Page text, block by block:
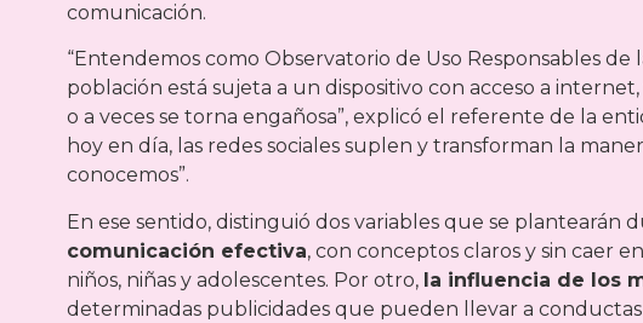
comunicación.
“Entendemos como Observatorio de Uso Responsables de
población está sujeta a un dispositivo con acceso a
o a veces se torna engañosa”, explicó el referente de la
hoy en día, las redes sociales suplen y transforman la
conocemos”.
En ese sentido, distinguió dos variables que se plantearán
comunicación efectiva, con conceptos claros y sin caer
niños, niñas y adolescentes. Por otro, la influencia de los
determinadas publicidades que pueden llevar a conductas